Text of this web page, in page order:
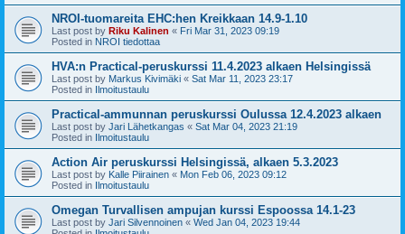
NROI-tuomareita EHC:hen Kreikkaan 14.9-1.10
Last post by Riku Kalinen « Fri Mar 31, 2023 09:19
Posted in NROI tiedottaa
HVA:n Practical-peruskurssi 11.4.2023 alkaen Helsingissä
Last post by Markus Kivimäki « Sat Mar 11, 2023 23:17
Posted in Ilmoitustaulu
Practical-ammunnan peruskurssi Oulussa 12.4.2023 alkaen
Last post by Jari Lähetkangas « Sat Mar 04, 2023 21:19
Posted in Ilmoitustaulu
Action Air peruskurssi Helsingissä, alkaen 5.3.2023
Last post by Kalle Piirainen « Mon Feb 06, 2023 09:12
Posted in Ilmoitustaulu
Omegan Turvallisen ampujan kurssi Espoossa 14.1-23
Last post by Jari Silvennoinen « Wed Jan 04, 2023 19:44